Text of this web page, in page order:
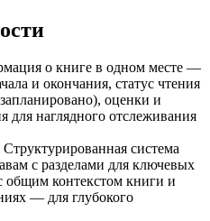
о книге в одном месте —
и окончания, статус чтения
оценки и
для наглядного отслеживания
Структурированная система
с разделами для ключевых
общим контекстом книги и
— для глубокого